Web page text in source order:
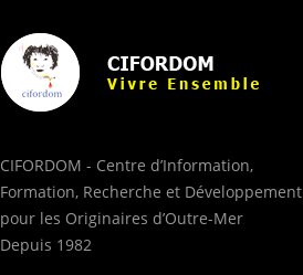
CIFORDOM - Centre d’Information,
Formation, Recherche et Développement
pour les Originaires d’Outre-Mer
Depuis 1982